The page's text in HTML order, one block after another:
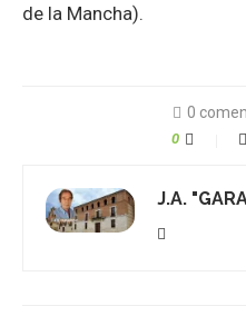
de la Mancha).
0
0
J.A.